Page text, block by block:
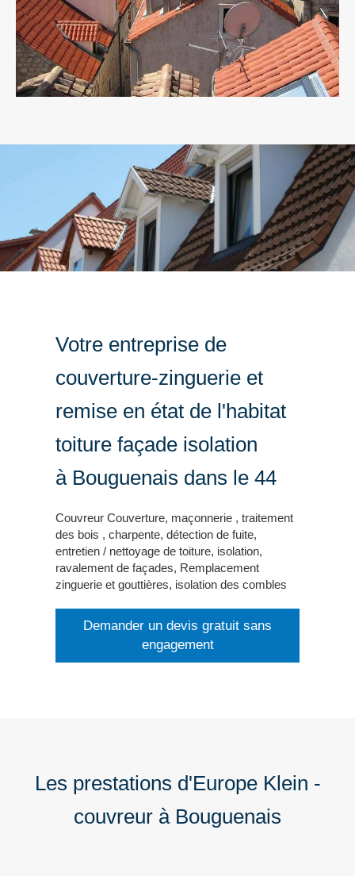
Votre entreprise de
couverture-zinguerie et
remise en état de l'habitat
toiture façade isolation
à Bouguenais dans le 44
Couvreur Couverture, maçonnerie , traitement
des bois , charpente, détection de fuite,
entretien / nettoyage de toiture, isolation,
ravalement de façades, Remplacement
zinguerie et gouttières, isolation des combles
Demander un devis gratuit sans
engagement
Les prestations d'Europe Klein -
couvreur à Bouguenais